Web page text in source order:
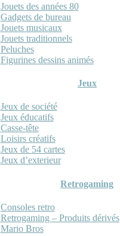
Jouets des années 80
Gadgets de bureau
Jouets musicaux
Jouets traditionnels
Peluches
Figurines dessins animés
Jeux
Jeux de société
Jeux éducatifs
Casse-tête
Loisirs créatifs
Jeux de 54 cartes
Jeux d’exterieur
Retrogaming
Consoles retro
Retrogaming – Produits dérivés
Mario Bros